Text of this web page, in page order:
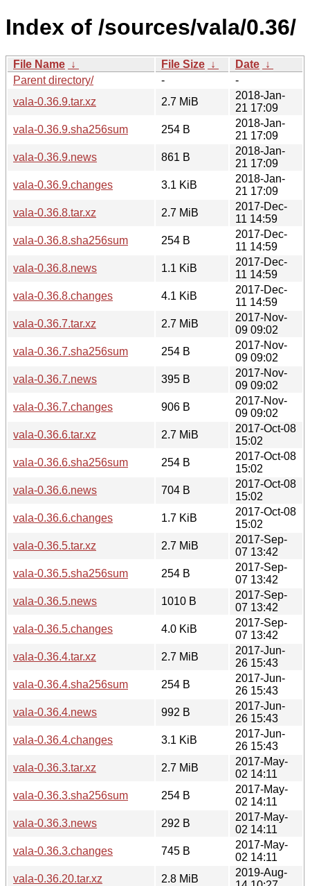
Index of /sources/vala/0.36/
File Name ↓ File Size ↓ Date ↓
Parent directory/
-
-
vala-0.36.9.tar.xz
2.7 MiB
2018-Jan-
21 17:09
vala-0.36.9.sha256sum
254 B
2018-Jan-
21 17:09
vala-0.36.9.news
861 B
2018-Jan-
21 17:09
vala-0.36.9.changes
3.1 KiB
2018-Jan-
21 17:09
vala-0.36.8.tar.xz
2.7 MiB
2017-Dec-
11 14:59
vala-0.36.8.sha256sum
254 B
2017-Dec-
11 14:59
vala-0.36.8.news
1.1 KiB
2017-Dec-
11 14:59
vala-0.36.8.changes
4.1 KiB
2017-Dec-
11 14:59
vala-0.36.7.tar.xz
2.7 MiB
2017-Nov-
09 09:02
vala-0.36.7.sha256sum
254 B
2017-Nov-
09 09:02
vala-0.36.7.news
395 B
2017-Nov-
09 09:02
vala-0.36.7.changes
906 B
2017-Nov-
09 09:02
vala-0.36.6.tar.xz
2.7 MiB
2017-Oct-08
15:02
vala-0.36.6.sha256sum
254 B
2017-Oct-08
15:02
vala-0.36.6.news
704 B
2017-Oct-08
15:02
vala-0.36.6.changes
1.7 KiB
2017-Oct-08
15:02
vala-0.36.5.tar.xz
2.7 MiB
2017-Sep-
07 13:42
vala-0.36.5.sha256sum
254 B
2017-Sep-
07 13:42
vala-0.36.5.news
1010 B
2017-Sep-
07 13:42
vala-0.36.5.changes
4.0 KiB
2017-Sep-
07 13:42
vala-0.36.4.tar.xz
2.7 MiB
2017-Jun-
26 15:43
vala-0.36.4.sha256sum
254 B
2017-Jun-
26 15:43
vala-0.36.4.news
992 B
2017-Jun-
26 15:43
vala-0.36.4.changes
3.1 KiB
2017-Jun-
26 15:43
vala-0.36.3.tar.xz
2.7 MiB
2017-May-
02 14:11
vala-0.36.3.sha256sum
254 B
2017-May-
02 14:11
vala-0.36.3.news
292 B
2017-May-
02 14:11
vala-0.36.3.changes
745 B
2017-May-
02 14:11
vala-0.36.20.tar.xz
2.8 MiB
2019-Aug-